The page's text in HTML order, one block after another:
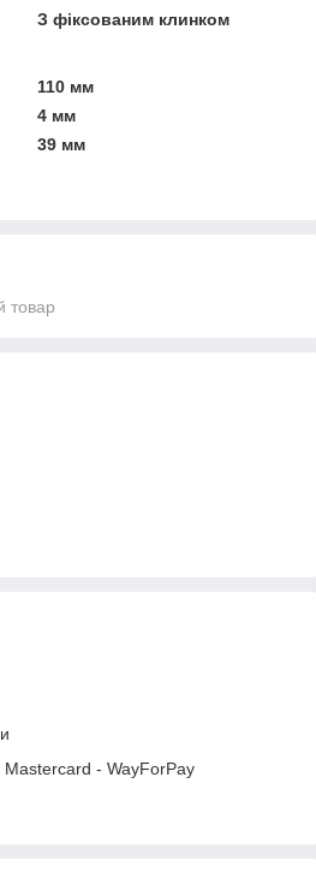
З фіксованим клинком
110 мм
4 мм
39 мм
товар
- WayForPay